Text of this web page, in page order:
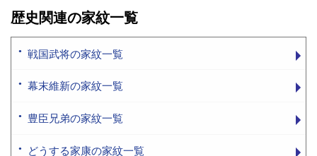
歴史関連の家紋一覧
戦国武将の家紋一覧
幕末維新の家紋一覧
豊臣兄弟の家紋一覧
どうする家康の家紋一覧